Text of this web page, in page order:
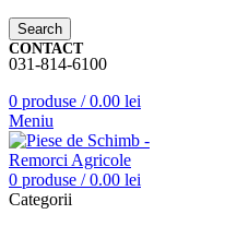
Search
CONTACT
031-814-6100
0 produse / 0.00 lei
Meniu
0 produse / 0.00 lei
Categorii